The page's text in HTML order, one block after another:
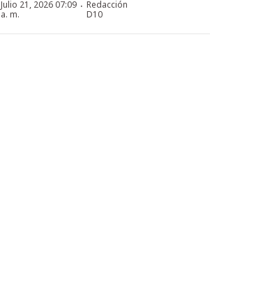
Julio 21, 2026 07:09
a. m.
·Redacción
D10